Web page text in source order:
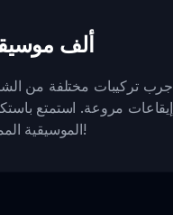
ألف
جرب تركيبات مختلفة من
إيقاعات مروعة. استمتع
الموسيقية المملوءة بالرعب!